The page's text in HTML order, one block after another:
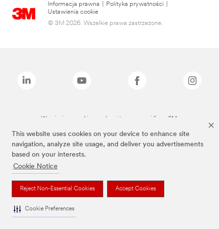
This website uses cookies on your device to enhance site
navigation, analyze site usage, and deliver you advertisements
based on your interests.
Cookie Notice
Reject Non-Essential Cookies Accept Cookies
Cookie Preferences
Informacja prawna Polityka prywatności
Ustawienia cookie
© 3M 2026. Wszelkie prawa zastrzeżone.
Wymienione marki są znakami towarowymi firmy 3M.